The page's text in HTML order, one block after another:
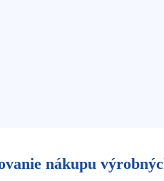
nákupu